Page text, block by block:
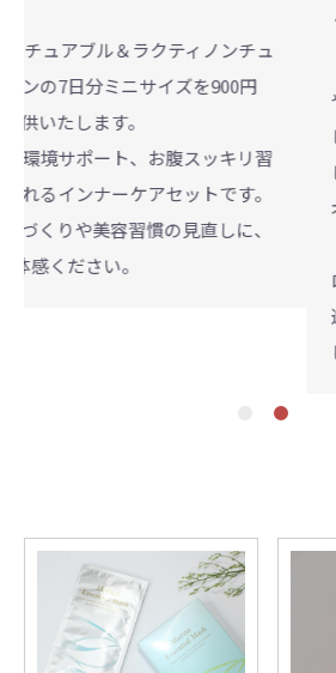
ティノンチュ
ズを900円
腹スッキリ習
セットです。
の見直しに、
やさしい使い心地
しい美容の力”を
して世界的に注目
オール（保湿）」
「アルペンローゼ
ロンフェルギネウ
進化したリッチ
しっとりハリのあ